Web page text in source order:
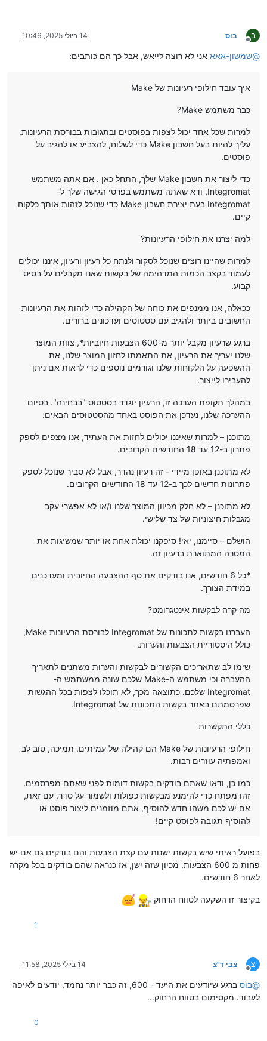
ב
מנותק
בוס 14 ביולי 2025, 10:46
@שמשון-אאא אני לא רוצה לייאש, אבל כך הם כותבים:
איך עובד חילופי רעיונות של Make
כבר משתמש Make?
למרות שכל אחד יכול לצפות בפוסטים ובתגובות בבורסת הרעיונות,
עליך להיות בעל חשבון Make כדי לשלוח, להצביע או להגיב על
פוסטים.
כדי ליצור את חשבון Make שלך, התחל כאן . אם אתה משתמש
Integromat, ודא שאתה משתמש בפרטי הגישה שלך ל-
Integromat בעת יצירת חשבון Make כדי שנוכל לזהות אותך כלקוח
קיים.
למה יצרנו את חילופי הרעיונות?
למרות שהיינו רוצים שנוכל לסקור ולנתח כל רעיון ורעיון, איננו יכולים
לעמוד בקצב הכמות המדהימה של בקשות שאנו מקבלים על בסיס
קבוע.
ככאלה, אנו ממנפים את כוחה של הקהילה כדי לזהות את הרעיונות
החשובים ביותר ולהגיב עם סטטוסים ועדכונים ברורים.
ברגע שרעיון מקבל יותר מ-600 הצבעות חיוביות*, צוות המוצר
שלנו יעריך את הרעיון, את התאמתו לחזון המוצר שלנו, את
ההשפעה על הלקוחות שלנו וגורמים נוספים כדי לראות אם ניתן
להעבירו לייצור.
במהלך תקופת הערכה זו, הרעיון יוגדר בסטטוס "בבחינה". בסיום
ההערכה שלנו, נעדכן את הפוסט באחד מהסטטוסים הבאים:
מתוכנן – למרות שאיננו יכולים לחזות את העתיד, אנו מצפים לספק
פתרון ב-12 עד 18 החודשים הקרובים.
לא מתוכנן באופן מיידי - זה רעיון נהדר, אבל לא סביר שנוכל לספק
פתרונות חדשים לכך ב-12 עד 18 החודשים הקרובים.
לא מתוכנן – לא חלק מכיוון המוצר שלנו ו/או לא אפשרי עקב
מגבלות חיצוניות של צד שלישי.
הושלם – סיימנו, יאי! סיפקנו יכולת אחת או יותר שמשיגות את
המטרה המתוארת ברעיון זה.
*כל 6 חודשים, אנו בודקים את סף ההצבעה החיובית ומעדכנים
במידת הצורך.
מה קרה לבקשות אינטגרומט?
העברנו בקשות לתכונות של Integromat לבורסת הרעיונות Make,
כולל היסטוריית הצבעות והערות.
שימו לב שתאריכים הקשורים לבקשות והערות משתנים לתאריך
ההעברה וכי משתמש ה-Make שלכם שונה ממשתמש ה-
Integromat שלכם. כתוצאה מכך, לא תוכלו לצפות בכל ההגשות
שפרסמתם באתר בקשות התכונות של Integromat.
כללי התקשרות
חילופי הרעיונות של Make הם קהילה של עמיתים. תמיכה, טוב לב
ואמפתיה עוזרים רבות.
כמו כן, ודאו שאתם בודקים בקשות דומות לפני שאתם מפרסמים.
זהו מפתח כדי להימנע מבקשות כפולות ולשמור על סדר. עם זאת,
אם יש לכם משהו חדש להוסיף, אתם מוזמנים ליצור פוסט או
להוסיף תגובה לפוסט קיים!
בפועל ראיתי שיש בקשות ישנות עם קצת הצבעות והם בודקים גם אם יש
פחות מ 600 הצבעות, מכיון שזה ישן, אז כנראה שהם בודקים בכל מקרה
לאחר 6 חודשים.
בקיצור זו השקעה לטווח הרחוק
1
צ
מנותק
צבי ד"צ 14 ביולי 2025, 11:58
@בוס
ברגע שיודעים את היעד - 600, זה כבר יותר נחמד, יודעים לאיפה
לעבוד. מקסימום בטווח הרחוק...
0